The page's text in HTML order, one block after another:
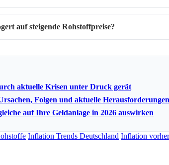
auf steigende Rohstoffpreise?
aktuelle Krisen unter Druck gerät
Folgen und aktuelle Herausforderungen
auf Ihre Geldanlage in 2026 auswirken
Inflation Trends Deutschland Inflation